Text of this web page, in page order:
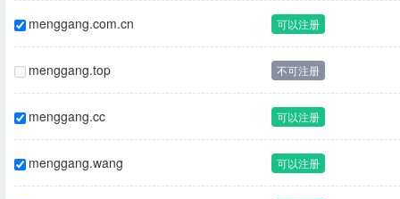
menggang.com.cn 可以注册
menggang.top 不可注册
menggang.cc 可以注册
menggang.wang 可以注册